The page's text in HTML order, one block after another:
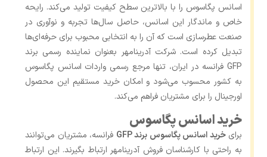
اسانس پگاسوس را با بالاترین سطح کیفیت تولید می‌کند. رایحه
خاص و ماندگار این اسانس، حاصل سال‌ها تجربه و نوآوری در
صنعت عطرسازی است که آن را به انتخابی محبوب برای حرفه‌ای‌ها
تبدیل کرده است. شرکت آدرینامهر بعنوان نماینده رسمی برند
GFP فرانسه در ایران، تنها مرجع رسمی واردات اسانس پگاسوس
به کشور محسوب می‌شود و امکان خرید مستقیم این محصول
اورجینال را برای مشتریان فراهم می‌کند.
خرید اسانس پگاسوس
برایخرید اسانس پگاسوس برند GFP
فرانسه، مشتریان می‌توانند
به راحتی با کارشناسان فروش آدرینامهر ارتباط بگیرند. این ارتباط